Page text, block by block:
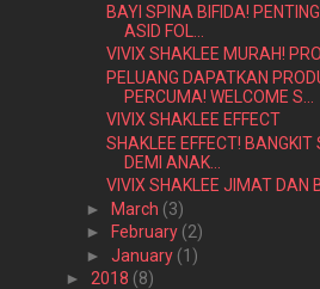
BAYI SPINA BIFIDA!
ASID FOL...
VIVIX SHAKLEE MURAH!
PELUANG DAPATKAN
PERCUMA! WELCOME S...
VIVIX SHAKLEE EFFECT
SHAKLEE EFFECT! BANGKIT
DEMI ANAK...
VIVIX SHAKLEE JIMAT DAN
►
March (3)
►
February (2)
► January (1)
► 2018 (8)